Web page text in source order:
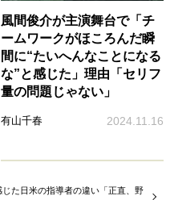
風間俊介が主演舞台で「チ
ームワークがほころんだ瞬
間に“たいへんなことになる
な”と感じた」理由「セリフ
量の問題じゃない」
有山千春 2024.11.16
た日米の指導者の違い「正直、野